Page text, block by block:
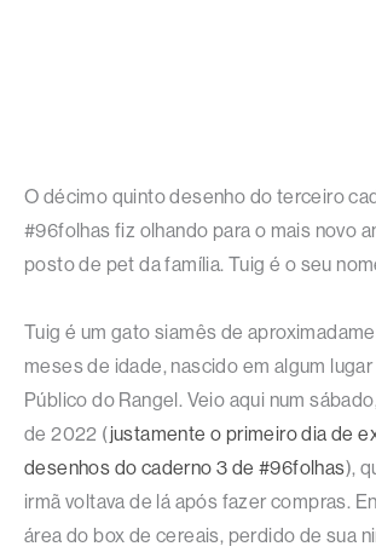
O décimo quinto desenho do terceiro
#96folhas fiz olhando para o mais novo
posto de pet da família. Tuig é o seu
Tuig é um gato siamês de
meses de idade, nascido em algum
Público do Rangel. Veio aqui num
de 2022 (justamente o primeiro dia de
desenhos do caderno 3 de #96folhas),
irmã voltava de lá após fazer compras.
área do box de cereais, perdido de sua